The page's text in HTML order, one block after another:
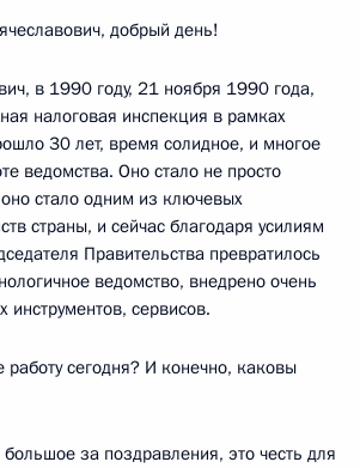
добрый день!
в 1990 году, 21 ноября 1990 года,
налоговая инспекция в рамках
30 лет, время солидное, и многое
ведомства. Оно стало не просто
стало одним из ключевых
страны, и сейчас благодаря усилиям
Правительства превратилось
ведомство, внедрено очень
инструментов, сервисов.
сегодня? И конечно, каковы
за поздравления, это честь для